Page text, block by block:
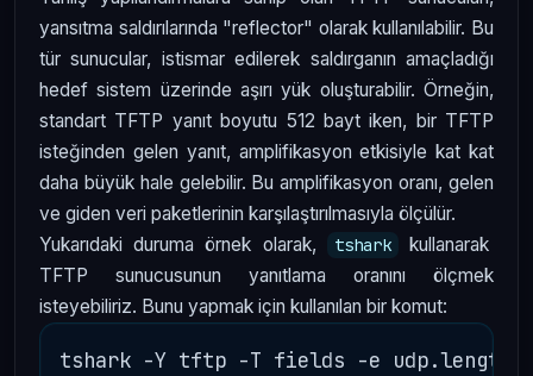
yansıtma saldırılarında "reflector" olarak kullanılabilir. Bu
tür sunucular, istismar edilerek saldırganın amaçladığı
hedef sistem üzerinde aşırı yük oluşturabilir. Örneğin,
standart TFTP yanıt boyutu 512 bayt iken, bir TFTP
isteğinden gelen yanıt, amplifikasyon etkisiyle kat kat
daha büyük hale gelebilir. Bu amplifikasyon oranı, gelen
ve giden veri paketlerinin karşılaştırılmasıyla ölçülür.
Yukarıdaki duruma örnek olarak,
tshark
kullanarak
TFTP sunucusunun yanıtlama oranını ölçmek
isteyebiliriz. Bunu yapmak için kullanılan bir komut: